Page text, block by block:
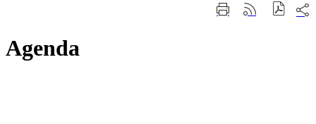
ImprimerGénérer
sur
Agenda